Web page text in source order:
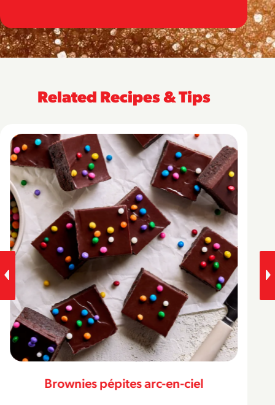
Related Recipes & Tips
Brownies pépites arc-en-ciel